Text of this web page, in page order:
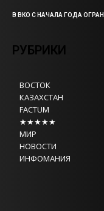
В ВКО С НАЧАЛА ГОДА
РУБРИКИ
ВОСТОК
КАЗАХСТАН
FACTUM
★★★★★
МИР
НОВОСТИ
ИНФОМАНИЯ